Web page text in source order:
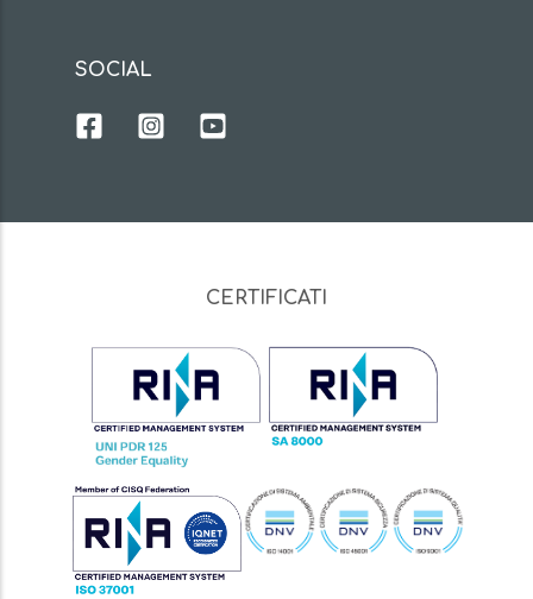
SOCIAL
CERTIFICATI